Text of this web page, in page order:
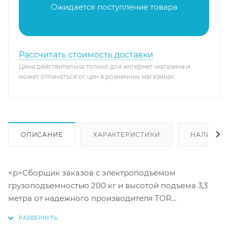
Ожидается поступление товара
Рассчитать стоимость доставки
Цена действительна только для интернет-магазина и
может отличаться от цен в розничных магазинах
ОПИСАНИЕ ХАРАКТЕРИСТИКИ
<p>Сборщик заказов с электроподъемом
грузоподъемностью 200 кг и высотой подъема 3,3
метра от надежного производителя TOR